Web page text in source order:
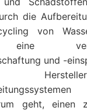
die
von
und -
geht, einen